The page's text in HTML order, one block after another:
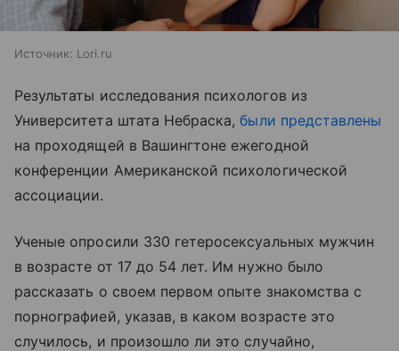
Источник: Lori.ru
Результаты исследования психологов из
Университета штата Небраска,были представлены
на проходящей в Вашингтоне ежегодной
конференции Американской психологической
ассоциации.
Ученые опросили 330 гетеросексуальных мужчин
в возрасте от 17 до 54 лет. Им нужно было
рассказать о своем первом опыте знакомства с
порнографией, указав, в каком возрасте это
случилось, и произошло ли это случайно,